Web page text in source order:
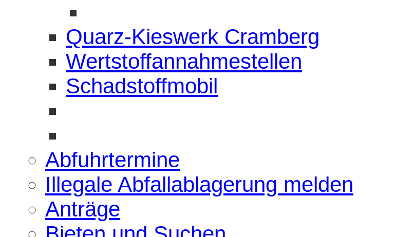
Quarz-Kieswerk Cramberg
Wertstoffannahmestellen
Schadstoffmobil
Abfuhrtermine
Illegale Abfallablagerung melden
Anträge